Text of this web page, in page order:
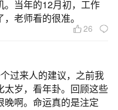
事业
转运,最近运气很不
场所拜祭，祈求神
的正能量气场强，能
。当年的12月初，工作
老师看的很准。
26
过来人的建议，之前我
太岁，看年卦。回顾这些
啊。命运真的是注定